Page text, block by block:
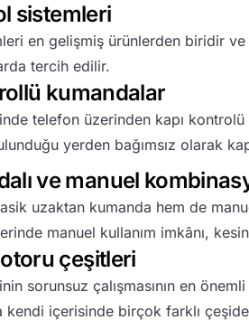
sistemleri
en gelişmiş ürünlerden biridir
tercih edilir.
kumandalar
telefon üzerinden kapı
yerden bağımsız olarak
ve manuel
uzaktan kumanda hem de
manuel kullanım imkânı,
çeşitleri
sorunsuz çalışmasının en önemli
kendi içerisinde birçok farklı